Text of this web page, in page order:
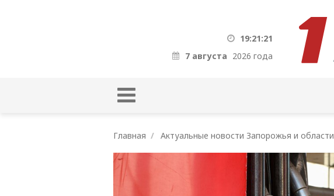
19:21:22
7 августа 2026 года
Главная Актуальные новости Запорожья и области